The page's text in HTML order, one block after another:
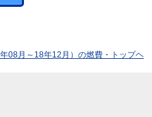
08月～18年12月）の燃費・トップヘ